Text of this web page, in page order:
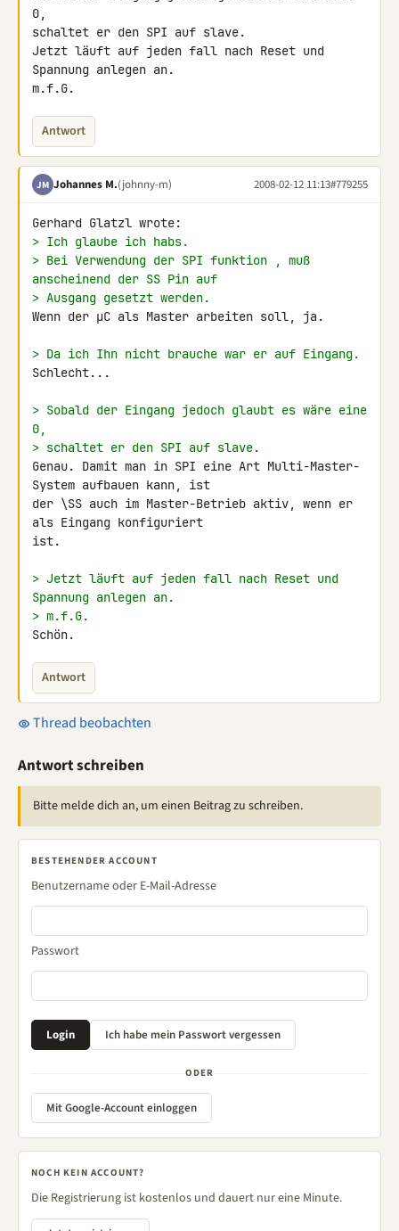
0,
schaltet er den SPI auf slave.
Jetzt läuft auf jeden fall nach Reset und
Spannung anlegen an.
m.f.G.
Antwort
JM Johannes M.(johnny-m) 2008-02-12 11:13#779255
> Ich glaube ich habs.
> Bei Verwendung der SPI funktion , muß
anscheinend der SS Pin auf
> Ausgang gesetzt werden.
Wenn der µC als Master arbeiten soll, ja.
> Da ich Ihn nicht brauche war er auf Eingang.
Schlecht...
> Sobald der Eingang jedoch glaubt es wäre eine
0,
> schaltet er den SPI auf slave.
Genau. Damit man in SPI eine Art Multi-Master-
System aufbauen kann, ist
der \SS auch im Master-Betrieb aktiv, wenn er
als Eingang konfiguriert
ist.
> Jetzt läuft auf jeden fall nach Reset und
Spannung anlegen an.
> m.f.G.
Schön.
Antwort
Thread beobachten
Antwort schreiben
Bitte melde dich an, um einen Beitrag zu schreiben.
BESTEHENDER ACCOUNT
Benutzername oder E-Mail-Adresse
Passwort
ODER
Mit Google-Account einloggen
NOCH KEIN ACCOUNT?
Die Registrierung ist kostenlos und dauert nur eine Minute.